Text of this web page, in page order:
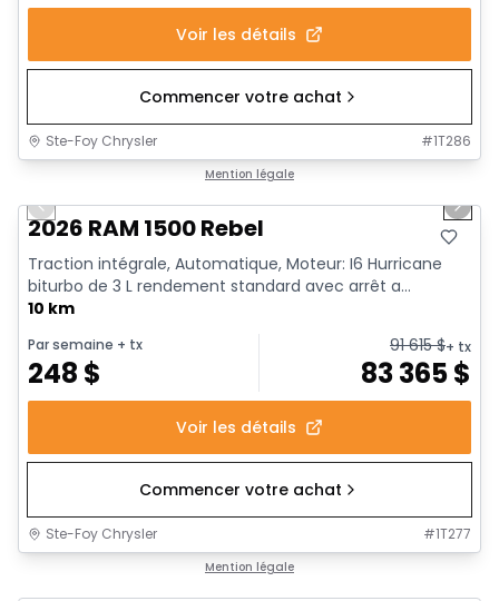
Voir les détails
Commencer votre achat
Ste-Foy Chrysler #1T286
Mention légale
Previous slide Next
2026 RAM 1500 Rebel
Traction intégrale, Automatique, Moteur: I6 Hurricane
biturbo de 3 L rendement standard avec arrêt a...
10 km
Par semaine + tx
248 $
91 615$+ tx
83 365$
Voir les détails
Commencer votre achat
Ste-Foy Chrysler #1T277
Mention légale